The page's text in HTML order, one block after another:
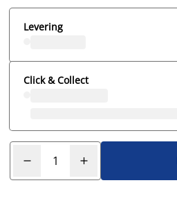
Levering
Click & Collect